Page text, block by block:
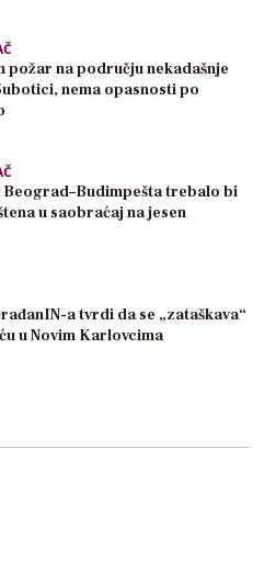
požar na području nekadašnje
nema opasnosti po
trebalo bi
u saobraćaj na jesen
a tvrdi da se „zataškava“
u Novim Karlovcima